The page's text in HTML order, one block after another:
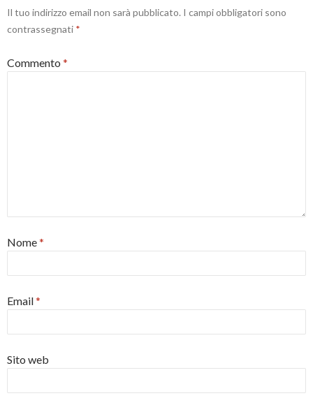
Il tuo indirizzo email non sarà pubblicato. I campi obbligatori sono
contrassegnati *
Commento *
Nome*
Email*
Sito web